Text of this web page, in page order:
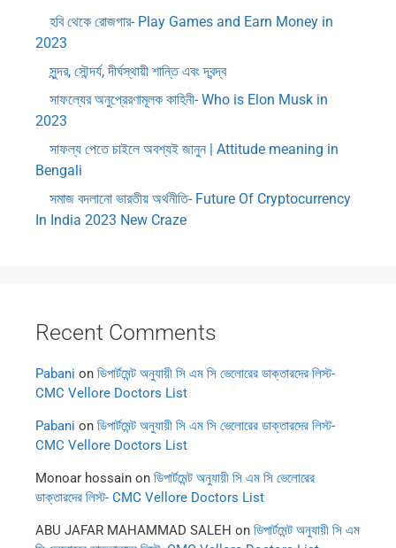
হবি থেকে রোজগার- Play Games and Earn Money in
2023
সুন্দর, সৌন্দর্য, দীর্ঘস্থায়ী শান্তি এবং দ্বন্দ্ব
সাফল্যের অনুপ্রেরণামূলক কাহিনী- Who is Elon Musk in
2023
সাফল্য পেতে চাইলে অবশ্যই জানুন | Attitude meaning in
Bengali
সমাজ বদলানো ভারতীয় অর্থনীতি- Future Of Cryptocurrency
In India 2023 New Craze
Recent Comments
Pabani on ডিপার্টমেন্ট অনুযায়ী সি এম সি ভেলোরের ডাক্তারদের লিস্ট-
CMC Vellore Doctors List
Pabani on ডিপার্টমেন্ট অনুযায়ী সি এম সি ভেলোরের ডাক্তারদের লিস্ট-
CMC Vellore Doctors List
Monoar hossain on ডিপার্টমেন্ট অনুযায়ী সি এম সি ভেলোরের
ডাক্তারদের লিস্ট- CMC Vellore Doctors List
ABU JAFAR MAHAMMAD SALEH on ডিপার্টমেন্ট অনুযায়ী সি এম